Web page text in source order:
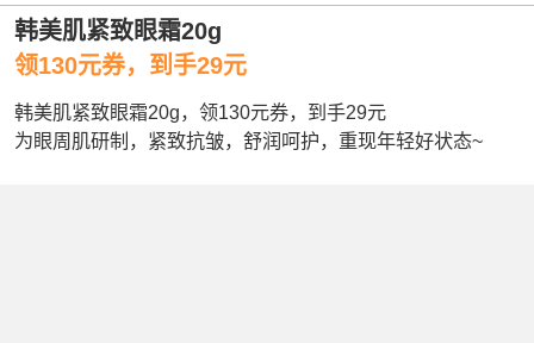
韩美肌紧致眼霜20g
领130元券，到手29元
韩美肌紧致眼霜20g，领130元券，到手29元
为眼周肌研制，紧致抗皱，舒润呵护，重现年轻好状态~